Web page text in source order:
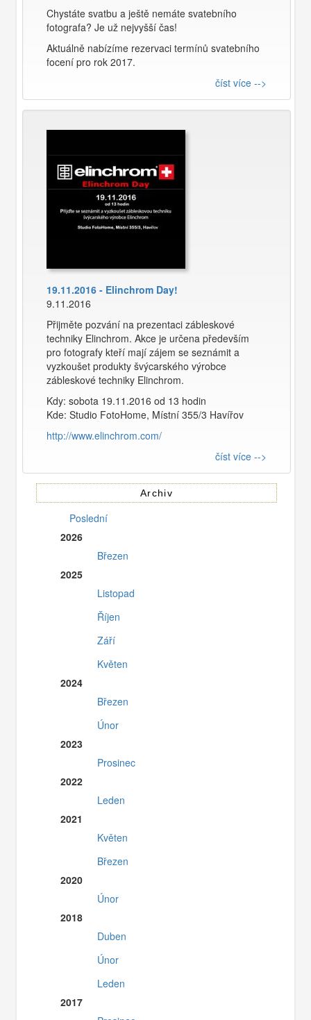
Chystáte svatbu a ještě nemáte svatebního
fotografa? Je už nejvyšší čas!
Aktuálně nabízíme rezervaci termínů svatebního
focení pro rok 2017.
číst více -->
19.11.2016 - Elinchrom Day!
9.11.2016
Přijměte pozvání na prezentaci zábleskové
techniky Elinchrom. Akce je určena především
pro fotografy kteří mají zájem se seznámit a
vyzkoušet produkty švýcarského výrobce
zábleskové techniky Elinchrom.
Kdy: sobota 19.11.2016 od 13 hodin
Kde: Studio FotoHome, Místní 355/3 Havířov
http://www.elinchrom.com/
číst více -->
Archiv
Poslední
2026
Březen
2025
Listopad
Říjen
Září
Květen
2024
Březen
Únor
2023
Prosinec
2022
Leden
2021
Květen
Březen
2020
Únor
2018
Duben
Únor
Leden
2017